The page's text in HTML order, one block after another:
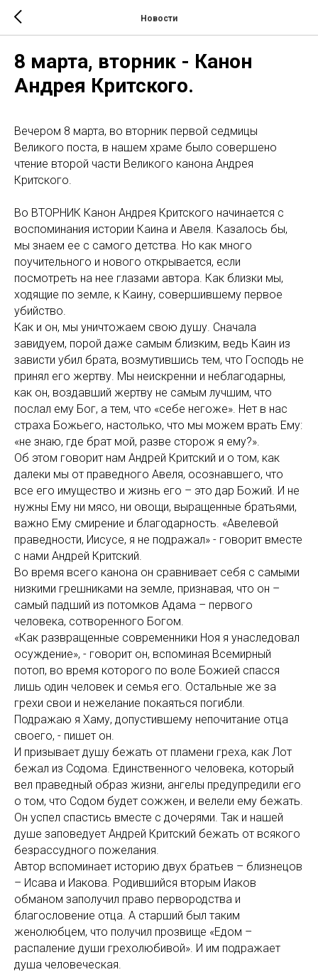
Новости
8 марта, вторник - Канон
Андрея Критского.
Вечером 8 марта, во вторник первой седмицы
Великого поста, в нашем храме было совершено
чтение второй части Великого канона Андрея
Критского.
Во ВТОРНИК Канон Андрея Критского начинается с
воспоминания истории Каина и Авеля. Казалось бы,
мы знаем ее с самого детства. Но как много
поучительного и нового открывается, если
посмотреть на нее глазами автора. Как близки мы,
ходящие по земле, к Каину, совершившему первое
убийство.
Как и он, мы уничтожаем свою душу. Сначала
завидуем, порой даже самым близким, ведь Каин из
зависти убил брата, возмутившись тем, что Господь не
принял его жертву. Мы неискренни и неблагодарны,
как он, воздавший жертву не самым лучшим, что
послал ему Бог, а тем, что «себе негоже». Нет в нас
страха Божьего, настолько, что мы можем врать Ему:
«не знаю, где брат мой, разве сторож я ему?».
Об этом говорит нам Андрей Критский и о том, как
далеки мы от праведного Авеля, осознавшего, что
все его имущество и жизнь его – это дар Божий. И не
нужны Ему ни мясо, ни овощи, выращенные братьями,
важно Ему смирение и благодарность. «Авелевой
праведности, Иисусе, я не подражал» - говорит вместе
с нами Андрей Критский.
Во время всего канона он сравнивает себя с самыми
низкими грешниками на земле, признавая, что он –
самый падший из потомков Адама – первого
человека, сотворенного Богом.
«Как развращенные современники Ноя я унаследовал
осуждение», - говорит он, вспоминая Всемирный
потоп, во время которого по воле Божией спасся
лишь один человек и семья его. Остальные же за
грехи свои и нежелание покаяться погибли.
Подражаю я Хаму, допустившему непочитание отца
своего, - пишет он.
И призывает душу бежать от пламени греха, как Лот
бежал из Содома. Единственного человека, который
вел праведный образ жизни, ангелы предупредили его
о том, что Содом будет сожжен, и велели ему бежать.
Он успел спастись вместе с дочерями. Так и нашей
душе заповедует Андрей Критский бежать от всякого
безрассудного пожелания.
Автор вспоминает историю двух братьев – близнецов
– Исава и Иакова. Родившийся вторым Иаков
обманом заполучил право первородства и
благословение отца. А старший был таким
женолюбцем, что получил прозвище «Едом –
распаление души грехолюбивой». И им подражает
душа человеческая.